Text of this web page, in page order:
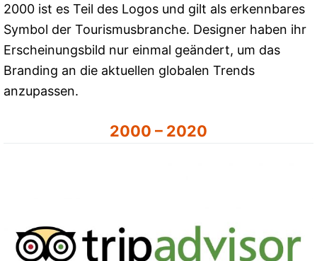
2000 ist es Teil des Logos und gilt als erkennbares
Symbol der Tourismusbranche. Designer haben ihr
Erscheinungsbild nur einmal geändert, um das
Branding an die aktuellen globalen Trends
anzupassen.
2000 – 2020